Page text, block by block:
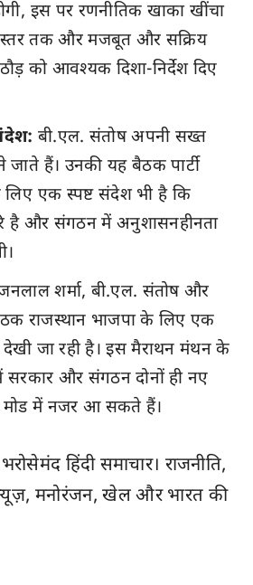
इस पर रणनीतिक खाका खींचा
तक और मजबूत और सक्रिय
को आवश्यक दिशा-निर्देश दिए
बी.एल. संतोष अपनी सख्त
जाते हैं। उनकी यह बैठक पार्टी
एक स्पष्ट संदेश भी है कि
है और संगठन में अनुशासनहीनता
शर्मा, बी.एल. संतोष और
राजस्थान भाजपा के लिए एक
देखी जा रही है। इस मैराथन मंथन के
सरकार और संगठन दोनों ही नए
में नजर आ सकते हैं।
हिंदी समाचार। राजनीति,
मनोरंजन, खेल औरभारत की